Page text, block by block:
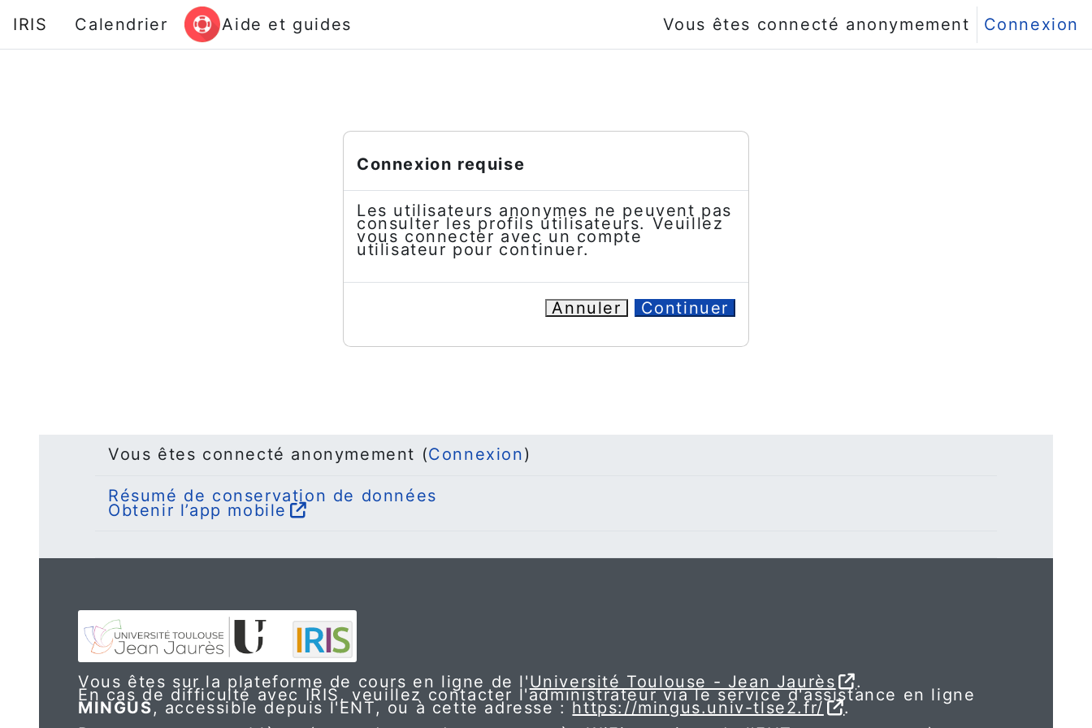
Passer au contenu principal
IRIS
Calendrier Aide et guides Vous êtes connecté anonymement Connexion
Connexion requise
Les utilisateurs anonymes ne peuvent pas
consulter les profils utilisateurs. Veuillez
vous connecter avec un compte
utilisateur pour continuer.
Annuler Continuer
Vous êtes connecté anonymement (Connexion)
Résumé de conservation de données
Obtenir l’app mobile
Vous êtes sur la plateforme de cours en ligne de l'Université Toulouse - Jean Jaurès .
En cas de difficulté avec IRIS, veuillez contacter l'administrateur via le service d'assistance en ligne
MINGUS, accessible depuis l'ENT, ou à cette adresse : https://mingus.univ-tlse2.fr/
.